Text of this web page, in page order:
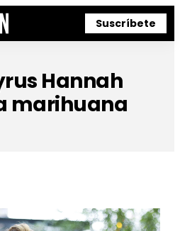
Suscríbete
Hannah
marihuana